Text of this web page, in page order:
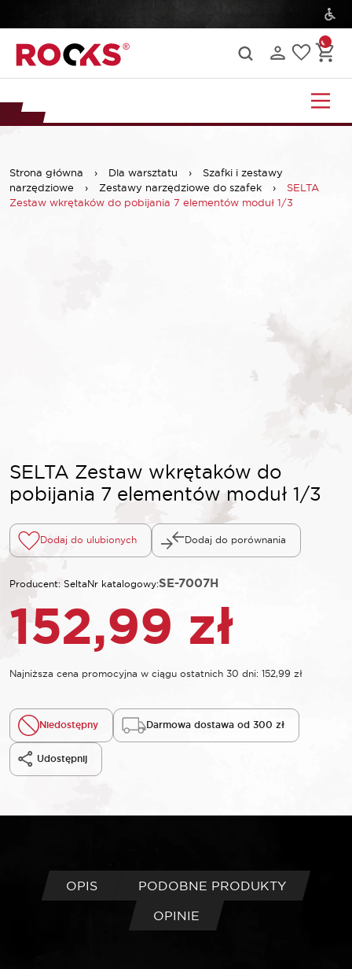
Strona główna › Dla warsztatu ›
Szafki i zestawy
narzędziowe
› Zestawy narzędziowe do szafek ›
SELTA
Zestaw wkrętaków do pobijania 7 elementów moduł 1/3
SELTA Zestaw wkrętaków do
pobijania 7 elementów moduł 1/3
Dodaj do ulubionych Dodaj do porównania
Producent: SeltaNr katalogowy:SE-7007H
152,99 zł
Najniższa cena promocyjna w ciągu ostatnich 30 dni: 152,99 zł
Niedostępny Darmowa dostawa od 300 zł
Udostępnij
OPIS
PODOBNE PRODUKTY
OPINIE